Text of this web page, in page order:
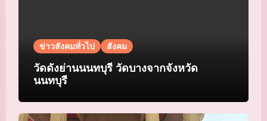
ข่าวสังคมทั่วไป สังคม
วัดดังย่านนนทบุรี วัดบางจากจังหวัด
นนทบุรี